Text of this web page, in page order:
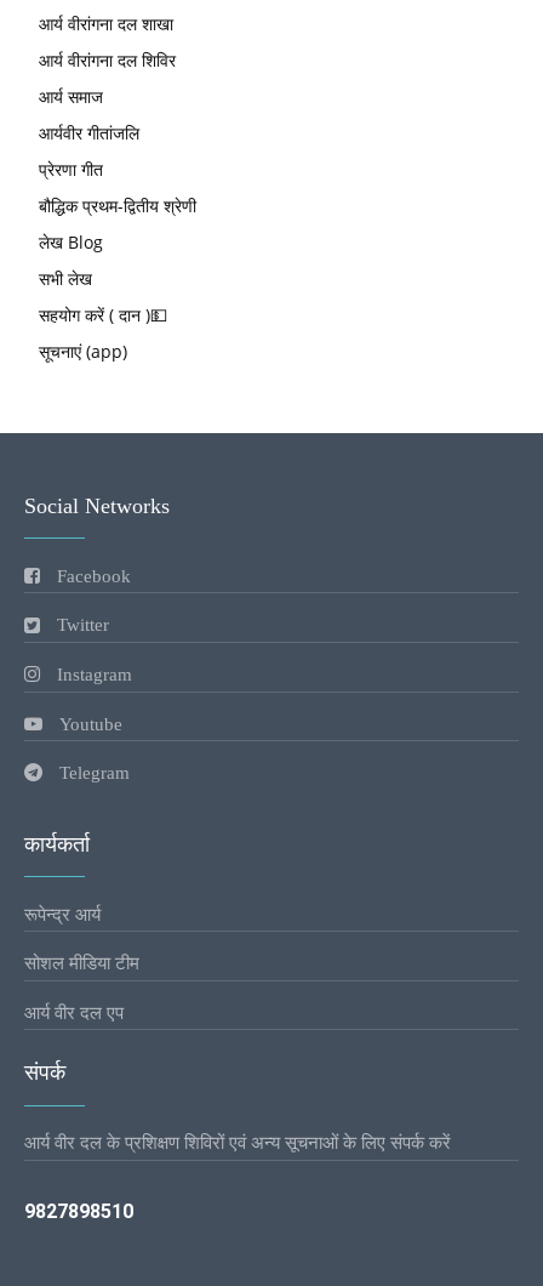
आर्य वीरांगना दल शाखा
आर्य वीरांगना दल शिविर
आर्य समाज
आर्यवीर गीतांजलि
प्रेरणा गीत
बौद्धिक प्रथम-द्वितीय श्रेणी
लेख Blog
सभी लेख
सहयोग करें ( दान )💵
सूचनाएं (app)
Social Networks
Facebook
Twitter
Instagram
Youtube
Telegram
कार्यकर्ता
रूपेन्द्र आर्य
सोशल मीडिया टीम
आर्य वीर दल एप
संपर्क
आर्य वीर दल के प्रशिक्षण शिविरों एवं अन्य सूचनाओं के लिए संपर्क करें
9827898510